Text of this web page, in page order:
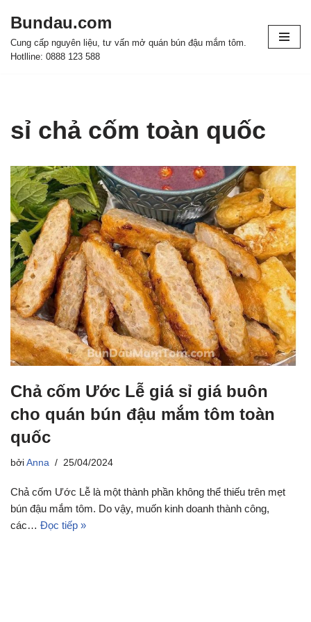
Chuyển
tới
Bundau.com
Cung cấp nguyên liệu, tư vấn mở quán bún đậu mắm tôm.
Hotlline: 0888 123 588
sỉ chả cốm toàn quốc
Chả cốm Ước Lễ giá sỉ giá buôn
cho quán bún đậu mắm tôm toàn
quốc
bởi Anna 25/04/2024
Chả cốm Ước Lễ là một thành phần không thể thiếu trên mẹt
bún đậu mắm tôm. Do vậy, muốn kinh doanh thành công,
các… Đọc tiếp »